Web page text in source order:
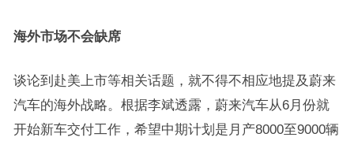
海外市场不会缺席
谈论到赴美上市等相关话题，就不得不相应地提及蔚来
汽车的海外战略。根据李斌透露，蔚来汽车从6月份就
开始新车交付工作，希望中期计划是月产8000至9000辆